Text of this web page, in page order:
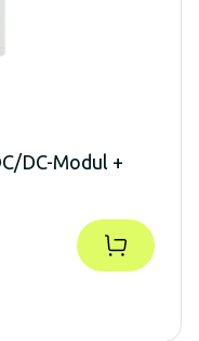
DC-Modul +